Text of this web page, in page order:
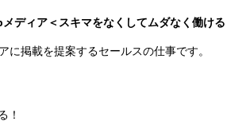
ディア＜スキマをなくしてムダなく働ける
掲載を提案するセールスの仕事です。
！